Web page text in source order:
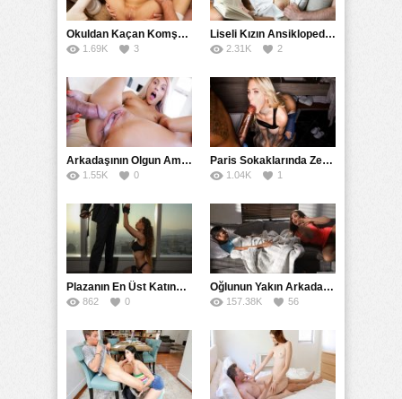
Okuldan Kaçan Komşu Kızını Bakire Sanıp Götten Sikti
1.69K 3
Liseli Kızın Ansiklopedisini Kitap Gibi Tane Tane Okudu
2.31K 2
Arkadaşının Olgun Amcasına Siktirip İçine Boşalmasını İstedi
1.55K 0
Paris Sokaklarında Zenci Yarağını Gırtlağına Kadar İndirdi
1.04K 1
Plazanın En Üst Katında Üst Seviye Köle Fantezisi Sikişi
862 0
Oğlunun Yakın Arkadaşına Yorgan Altından Sulanan Milf
157.38K 56